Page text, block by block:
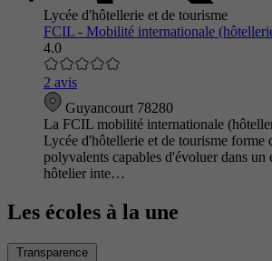
Lycée d'hôtellerie et de tourisme
FCIL - Mobilité internationale
4.0
2 avis
Guyancourt 78280
La FCIL mobilité internationale
Lycée d'hôtellerie et de tourisme forme
polyvalents capables d'évoluer dans un
hôtelier inte…
Les écoles à la une
Transparence